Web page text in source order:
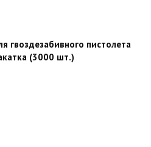
гвоздезабивного пистолета
(3000 шт.)